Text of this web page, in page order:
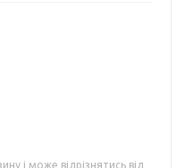
і може відрізнятись від